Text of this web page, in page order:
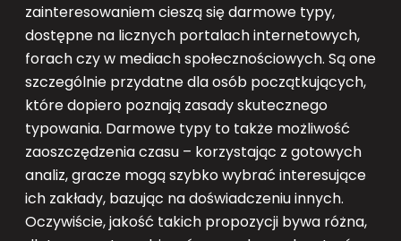
zainteresowaniem cieszą się darmowe typy,
dostępne na licznych portalach internetowych,
forach czy w mediach społecznościowych. Są one
szczególnie przydatne dla osób początkujących,
które dopiero poznają zasady skutecznego
typowania. Darmowe typy to także możliwość
zaoszczędzenia czasu – korzystając z gotowych
analiz, gracze mogą szybko wybrać interesujące
ich zakłady, bazując na doświadczeniu innych.
Oczywiście, jakość takich propozycji bywa różna,